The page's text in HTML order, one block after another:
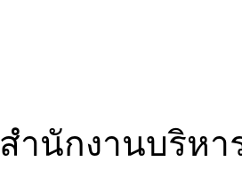
สำนักงานบริห